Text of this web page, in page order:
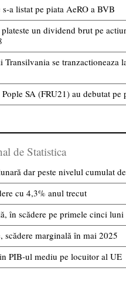
a listat pe piata AeRO a BVB
un dividend brut pe
se tranzactioneaza
SA (FRU21) au debutat pe
de Statistica
dar peste nivelul cumulat
cu 4,3% anul trecut
în scădere pe primele cinci luni
scădere marginală în mai 2025
PIB-ul mediu pe locuitor al UE